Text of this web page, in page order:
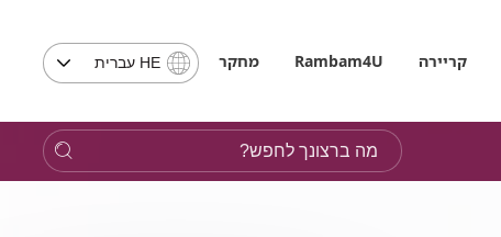
קריירה Rambam4U מחקר
בחירת
שים
לב,
בבחירת
HE עברית
מה
ברצונך
לחפש?